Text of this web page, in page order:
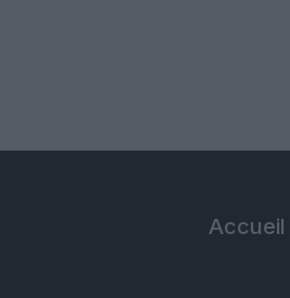
Accueil